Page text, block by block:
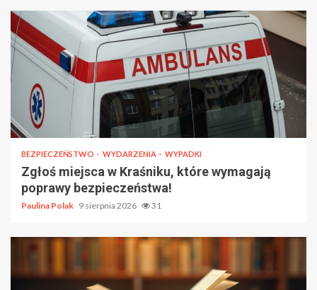
BEZPIECZEŃSTWO WYDARZENIA WYPADKI
Zgłoś miejsca w Kraśniku, które wymagają
poprawy bezpieczeństwa!
Paulina Polak 9 sierpnia 2026 31